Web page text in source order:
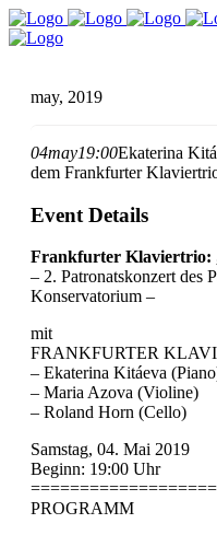
may, 2019
04may19:00Ekaterina
dem Frankfurter
Event Details
Frankfurter Klaviertrio:
– 2. Patronatskonzert des
Konservatorium –
mit
FRANKFURTER
– Ekaterina Kitáeva
– Maria Azova (Violine)
– Roland Horn (Cello)
Samstag, 04. Mai 2019
Beginn: 19:00 Uhr
PROGRAMM